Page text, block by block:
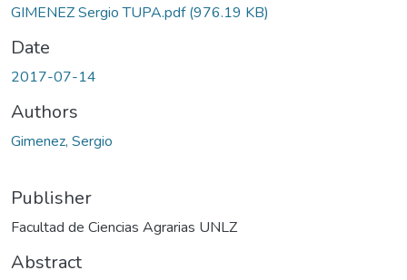
GIMENEZ Sergio TUPA.pdf(976.19 KB)
Date
2017-07-14
Authors
Gimenez, Sergio
Publisher
Facultad de Ciencias Agrarias UNLZ
Abstract